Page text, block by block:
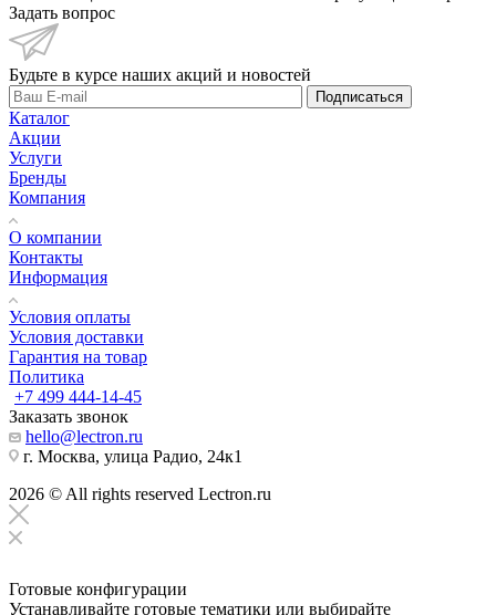
Задать вопрос
Будьте в курсе наших акций и новостей
Подписаться
Каталог
Акции
Услуги
Бренды
Компания
О компании
Контакты
Информация
Условия оплаты
Условия доставки
Гарантия на товар
Политика
+7 499 444-14-45
Заказать звонок
hello@lectron.ru
г. Москва, улица Радио, 24к1
2026 © All rights reserved Lectron.ru
Готовые конфигурации
Устанавливайте готовые тематики или выбирайте